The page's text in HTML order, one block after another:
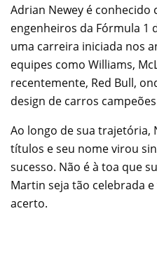
Adrian Newey é
engenheiros da Fórmula 1
uma carreira iniciada nos
equipes como Williams,
recentemente, Red Bull,
design de carros
Ao longo de sua trajetória,
títulos e seu nome virou
sucesso. Não é à toa que
Martin seja tão celebrada
acerto.